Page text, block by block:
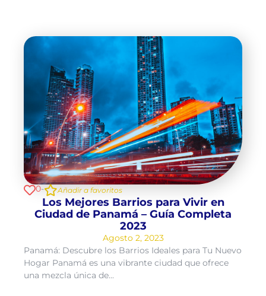
0- Añadir a favoritos
Los Mejores Barrios para Vivir en
Ciudad de Panamá – Guía Completa
2023
Agosto 2, 2023
Panamá: Descubre los Barrios Ideales para Tu Nuevo
Hogar Panamá es una vibrante ciudad que ofrece
una mezcla única de...